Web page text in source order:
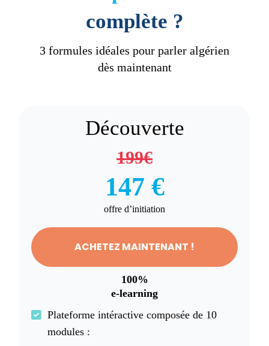
complète ?
3 formules idéales pour parler algérien
dès maintenant
Découverte
199€
147 €
offre d’initiation
ACHETEZ MAINTENANT !
100%
e-learning
Plateforme intéractive composée de 10
modules :